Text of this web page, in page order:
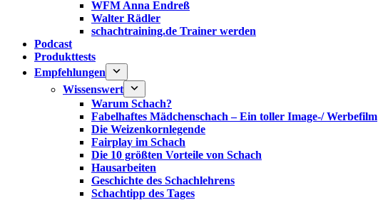
WFM Anna Endreß
Walter Rädler
schachtraining.de Trainer werden
Podcast
Produkttests
Empfehlungen
Wissenswert
Warum Schach?
Fabelhaftes Mädchenschach – Ein toller Image-/ Werbefilm
Die Weizenkornlegende
Fairplay im Schach
Die 10 größten Vorteile von Schach‎
Hausarbeiten
Geschichte des Schachlehrens
Schachtipp des Tages